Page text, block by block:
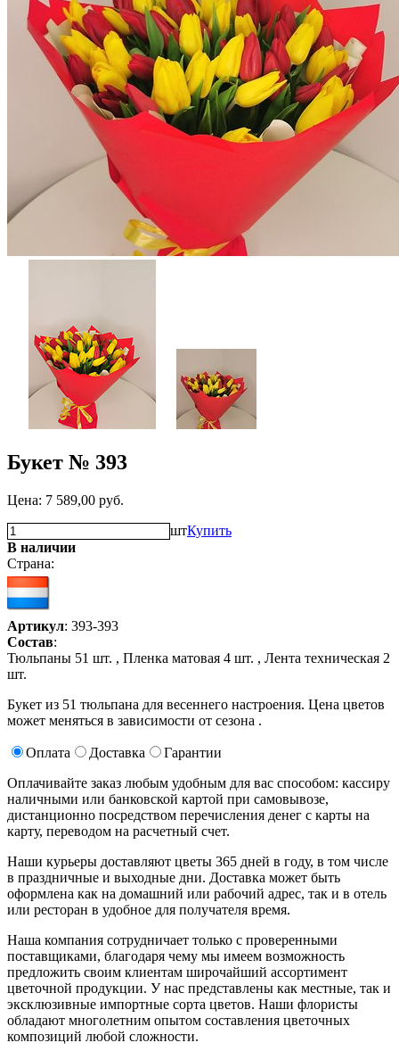
Букет № 393
Цена: 7 589,00 руб.
штКупить
В наличии
Страна:
Артикул: 393-393
Состав:
Тюльпаны 51 шт. , Пленка матовая 4 шт. , Лента техническая 2
шт.
Букет из 51 тюльпана для весеннего настроения. Цена цветов
может меняться в зависимости от сезона .
Оплата Доставка
Гарантии
Оплачивайте заказ любым удобным для вас способом: кассиру
наличными или банковской картой при самовывозе,
дистанционно посредством перечисления денег с карты на
карту, переводом на расчетный счет.
Наши курьеры доставляют цветы 365 дней в году, в том числе
в праздничные и выходные дни. Доставка может быть
оформлена как на домашний или рабочий адрес, так и в отель
или ресторан в удобное для получателя время.
Наша компания сотрудничает только с проверенными
поставщиками, благодаря чему мы имеем возможность
предложить своим клиентам широчайший ассортимент
цветочной продукции. У нас представлены как местные, так и
эксклюзивные импортные сорта цветов. Наши флористы
обладают многолетним опытом составления цветочных
композиций любой сложности.